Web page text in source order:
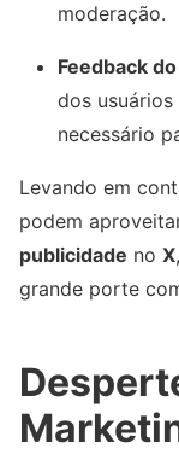
moderação.
Feedback
dos
necessário
Levando em
podem
publicidade no X
grande porte